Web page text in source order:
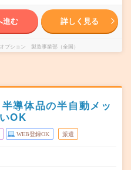
進む 詳しく見る
プション 製造事業部（全国）
導体品の半自動メッ
OK
WEB登録OK 派遣